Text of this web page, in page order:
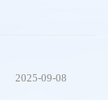
2025-09-08